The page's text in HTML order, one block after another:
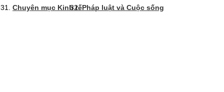
Chuyên mục Kinh tếPháp luật và Cuộc sống